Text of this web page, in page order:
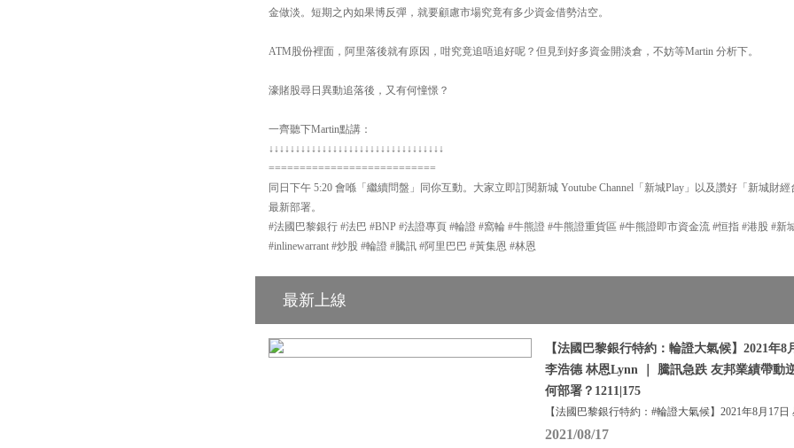
金做淡。短期之內如果博反彈，就要顧慮市場究竟有多少資金借勢沽空。
ATM股份裡面，阿里落後就有原因，咁究竟追唔追好呢？但見到好多資金開淡倉，不妨等Martin 分析下。
濠賭股尋日異動追落後，又有何憧憬？
一齊聽下Martin點講：
↓↓↓↓↓↓↓↓↓↓↓↓↓↓↓↓↓↓↓↓↓↓↓↓↓↓↓↓↓↓↓↓↓
===========================
同日下午 5:20 會喺「繼續問盤」同你互動。大家立即訂閱新城 Youtube Channel「新城Play」以及讚好「新城財
最新部署。
#法國巴黎銀行 #法巴 #BNP #法證專頁 #輪證 #窩輪 #牛熊證 #牛熊證重貨區 #牛熊證即市資金流 #恒指 #港股 #新
#inlinewarrant #炒股 #輪證 #騰訊 #阿里巴巴 #黃集恩 #林恩
最新上線
【法國巴黎銀行特約：輪證大氣候】2021年
李浩德 林恩Lynn ｜ 騰訊急跌 友邦業績帶動
何部署？1211|175
【法國巴黎銀行特約：#輪證大氣候】2021年8月17日
2021/08/17